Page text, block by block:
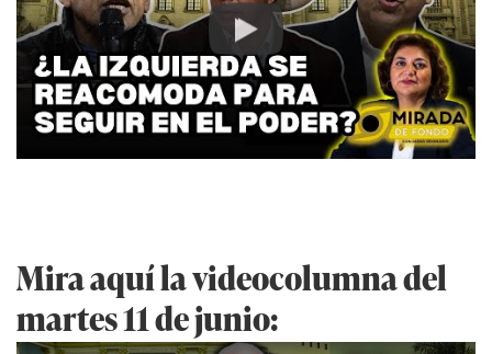
Play
Mira aquí la videocolumna del
martes 11 de junio: